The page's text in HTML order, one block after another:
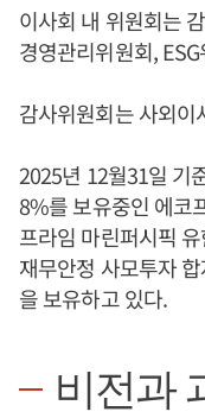
이사회 내 위원회는
경영관리위원회,
감사위원회는 사외이
2025년 12월31일 기
8%를 보유중인 에코
프라임 마린퍼시픽
재무안정 사모투자
을 보유하고 있다.
비전과